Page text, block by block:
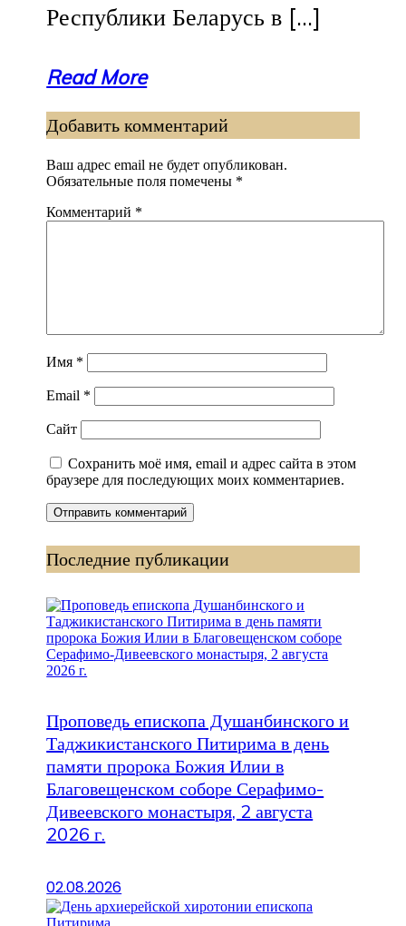
Республики Беларусь в […]
Read More
Добавить комментарий
Ваш адрес email не будет опубликован.
Обязательные поля помечены *
Комментарий *
Имя *
Email *
Сайт
Сохранить моё имя, email и адрес сайта в этом
браузере для последующих моих комментариев.
Последние публикации
Проповедь епископа Душанбинского и
Таджикистанского Питирима в день
памяти пророка Божия Илии в
Благовещенском соборе Серафимо-
Дивеевского монастыря, 2 августа
2026 г.
02.08.2026